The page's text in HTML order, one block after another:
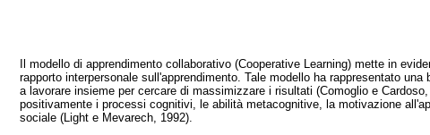
Il modello di apprendimento collaborativo (Cooperative Learning) mette in
rapporto interpersonale sull'apprendimento. Tale modello ha rappresentato
a lavorare insieme per cercare di massimizzare i risultati (Comoglio e
positivamente i processi cognitivi, le abilità metacognitive, la motivazione
sociale (Light e Mevarech, 1992).